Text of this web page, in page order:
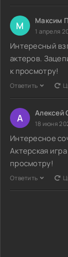
М Максим
1 апреля
Интересный
актеров.
к просмотру!
Ответить
А Алексей
18 июня
Интересное
Актерская
просмотру!
Ответить